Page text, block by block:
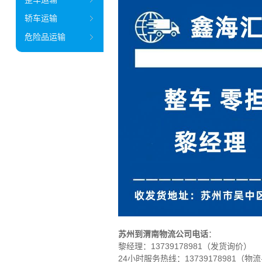
苏州到渭南物流公司电话：
黎经理： 13739178981（发货询价）
24小时服务热线：13739178981（物
轿车运输
危险品运输